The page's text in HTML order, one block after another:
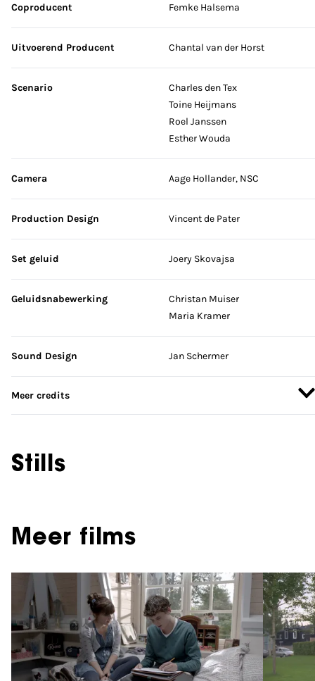
Coproducent Femke Halsema
Uitvoerend Producent Chantal van der Horst
Scenario
Charles den Tex
Toine Heijmans
Roel Janssen
Esther Wouda
Camera Aage Hollander, NSC
Production Design Vincent de Pater
Set geluid Joery Skovajsa
Geluidsnabewerking
Christan Muiser
Maria Kramer
Sound Design Jan Schermer
Meer credits
Stills
Meer films